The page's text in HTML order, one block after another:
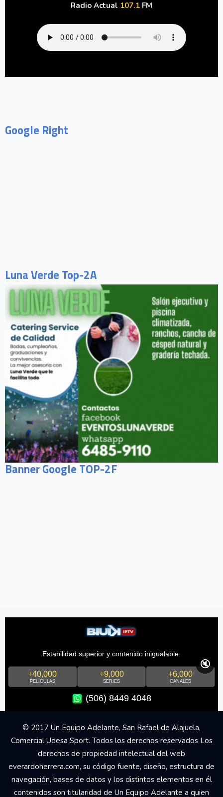
Radio Actual 107.1 FM
Google Right
Luna Verde Top-2A
Banner Google TOP-2F
Estabilidad superior y contenido inigualable.
+40,000
PELÍCULAS
+9,000
SERIES
+6,000
CANALES
(506) 8449 4048
🔇
© 2017 Un Equipo Adelante, San Rafael de Alajuela,
Comercial Udesa Sport. Todos los derechos reservados Los
derechos de propiedad intelectual del web
everardoherrera.com, su código fuente, diseño, estructura de
navegación, bases de datos y los distintos elementos en él
contenidos son titularidad de Un Equipo Adelante a quien